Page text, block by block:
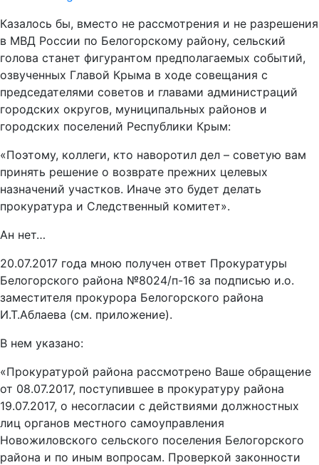
Казалось бы, вместо не рассмотрения и не разрешения
в МВД России по Белогорскому району, сельский
голова станет фигурантом предполагаемых событий,
озвученных Главой Крыма в ходе совещания с
председателями советов и главами администраций
городских округов, муниципальных районов и
городских поселений Республики Крым:
«Поэтому, коллеги, кто наворотил дел – советую вам
принять решение о возврате прежних целевых
назначений участков. Иначе это будет делать
прокуратура и Следственный комитет».
Ан нет…
20.07.2017 года мною получен ответ Прокуратуры
Белогорского района №8024/п-16 за подписью и.о.
заместителя прокурора Белогорского района
И.Т.Аблаева (см. приложение).
В нем указано:
«Прокуратурой района рассмотрено Ваше обращение
от 08.07.2017, поступившее в прокуратуру района
19.07.2017, о несогласии с действиями должностных
лиц органов местного самоуправления
Новожиловского сельского поселения Белогорского
района и по иным вопросам. Проверкой законности